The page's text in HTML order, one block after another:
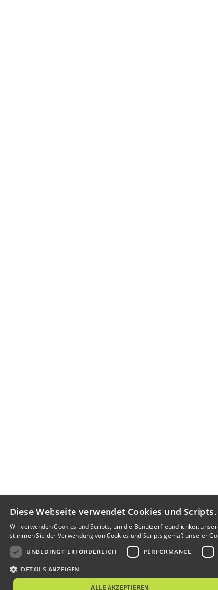
Diese Webseite verwendet Cookies und Scripts.
Wir verwenden Cookies und Scripts, um die Benutzerfreundlichkeit
stimmen Sie der Verwendung von Cookies und Scripts gemäß unserer
UNBEDINGT ERFORDERLICH
PERFORMANCE
DETAILS ANZEIGEN
ALLE AKZEPTIEREN